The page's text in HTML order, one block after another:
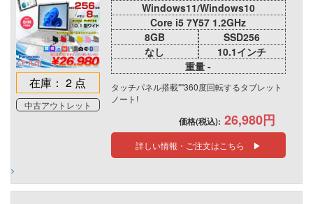
在庫： 2 点
中古アウトレット
Windows11/Windows10
Core i5 7Y57 1.2GHz
8GB
SSD256
なし
10.1インチ
重量 -
タッチパネル搭載""360度回転するタブレット
ノート!
価格(税込): 26,980円
詳しい情報・ご注文はこちら ▶